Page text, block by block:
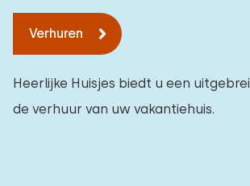
Verhuren
Heerlijke Huisjes biedt u een
de verhuur van uw vakantiehuis.